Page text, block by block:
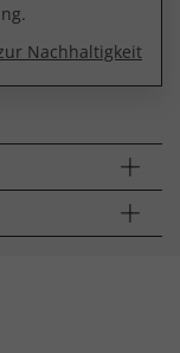
Nachhaltigkeit